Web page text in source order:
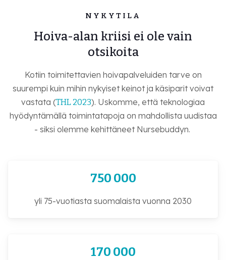
NYKYTILA
Hoiva-alan kriisi ei ole vain
otsikoita
Kotiin toimitettavien hoivapalveluiden tarve on
suurempi kuin mihin nykyiset keinot ja käsiparit voivat
vastata (THL 2023). Uskomme, että teknologiaa
hyödyntämällä toimintatapoja on mahdollista uudistaa
- siksi olemme kehittäneet Nursebuddyn.
750 000
yli 75-vuotiasta suomalaista vuonna 2030
170 000